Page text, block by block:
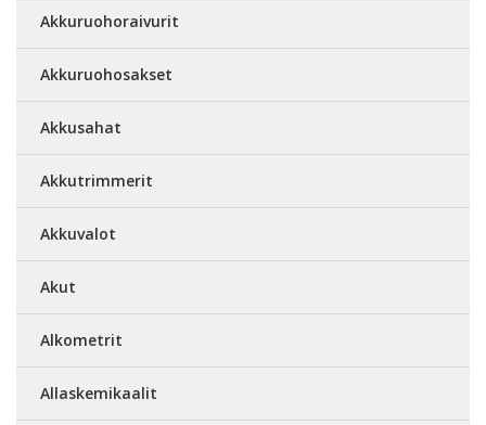
Akkuruohoraivurit
Akkuruohosakset
Akkusahat
Akkutrimmerit
Akkuvalot
Akut
Alkometrit
Allaskemikaalit